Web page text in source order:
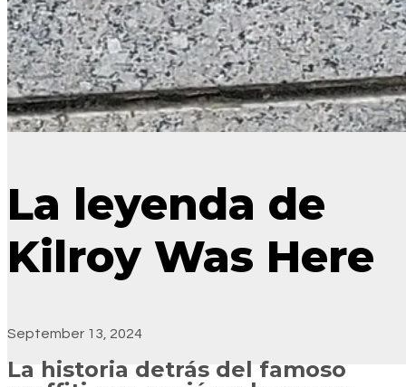
La leyenda de
Kilroy Was Here
September 13, 2024
La historia detrás del famoso